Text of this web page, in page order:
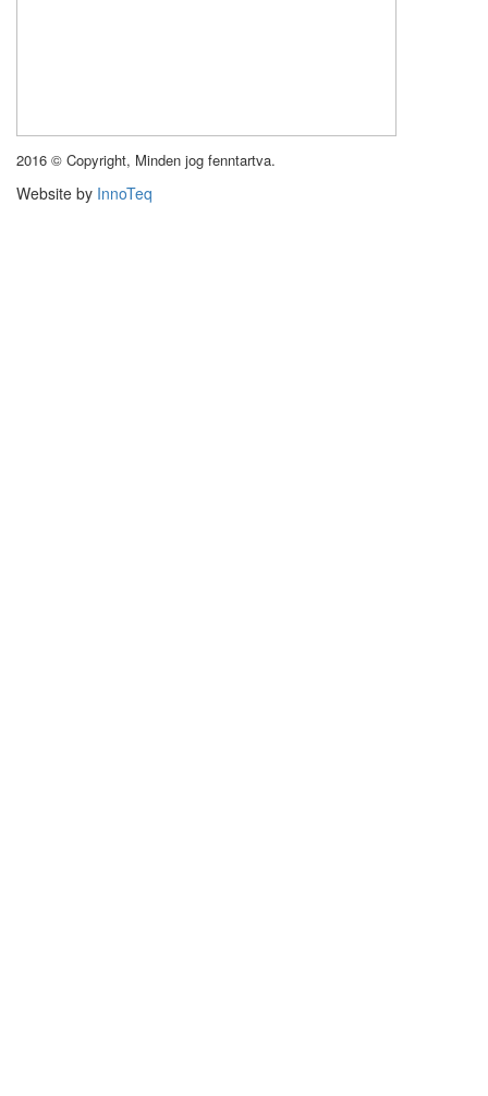
2016 © Copyright, Minden jog fenntartva.
Website by InnoTeq